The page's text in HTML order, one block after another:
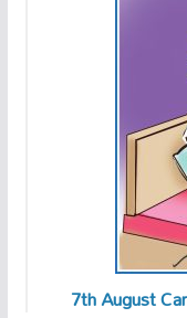
7th August